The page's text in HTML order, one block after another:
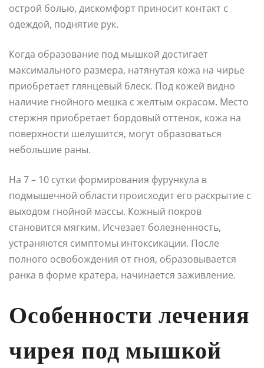
острой болью, дискомфорт приносит контакт с
одеждой, поднятие рук.
Когда образование под мышкой достигает
максимального размера, натянутая кожа на чирье
приобретает глянцевый блеск. Под кожей видно
наличие гнойного мешка с желтым окрасом. Место
стержня приобретает бордовый оттенок, кожа на
поверхности шелушится, могут образоваться
небольшие раны.
На 7 – 10 сутки формирования фурункула в
подмышечной области происходит его раскрытие с
выходом гнойной массы. Кожный покров
становится мягким. Исчезает болезненность,
устраняются симптомы интоксикации. После
полного освобождения от гноя, образовывается
ранка в форме кратера, начинается заживление.
Особенности лечения
чирея под мышкой